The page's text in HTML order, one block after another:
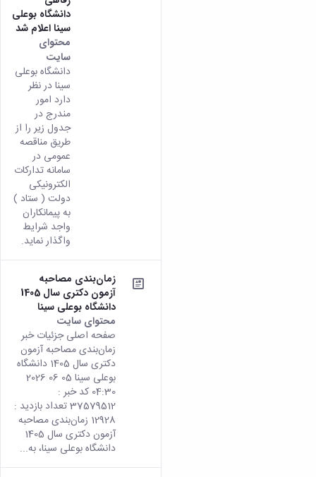
دانشگاه بوعلی
سینا اعلام شد
محتوای
سایت
دانشگاه بوعلی
سینا در نظر
دارد امور
مندرج در
جدول زیر را از
طريق مناقصه
عمومی در
سامانه تدارکات
الکترونیکی
دولت ( ستاد )
به پیمانکاران
واجد شرایط
واگذار نماید.
زمان‌بندی مصاحبه
آزمون دکتری سال 1405
دانشگاه بوعلی سینا
محتوای سایت
صفحه اصلی جزئیات خبر
زمان‌بندی مصاحبه آزمون
دکتری سال 1405 دانشگاه
بوعلی سینا 05 06 2026
04:30 کد خبر :
37579512 تعداد بازدید :
12928 زمان‌بندی مصاحبه
آزمون دکتری سال 1405
دانشگاه بوعلی سینا، به...